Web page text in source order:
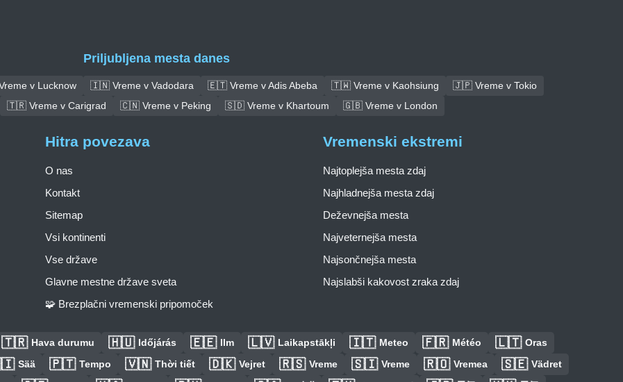
Priljubljena mesta danes
v Lucknow 🇮🇳 Vreme v Vadodara 🇪🇹 Vreme v Adis Abeba 🇹🇼 Vreme v Kaohsiung
🇯🇵 Vreme v Tokio
🇹🇷 Vreme v Carigrad 🇨🇳 Vreme v Peking 🇸🇩 Vreme v Khartoum 🇬🇧 Vreme v London
Hitra povezava
O nas
Kontakt
Sitemap
Vsi kontinenti
Vse države
Glavne mestne države sveta
🧩 Brezplačni vremenski pripomoček
Vremenski ekstremi
Najtoplejša mesta zdaj
Najhladnejša mesta zdaj
Deževnejša mesta
Najveternejša mesta
Najsončnejša mesta
Najslabši kakovost zraka zdaj
🇹🇷 Hava durumu 🇭🇺 Időjárás 🇪🇪 Ilm 🇱🇻 Laikapstākļi 🇮🇹 Meteo 🇫🇷 Météo 🇱🇹 Oras
Sää 🇵🇹 Tempo 🇻🇳 Thời tiết 🇩🇰 Vejret 🇷🇸 Vreme 🇸🇮 Vreme 🇷🇴 Vremea 🇸🇪 Vädret